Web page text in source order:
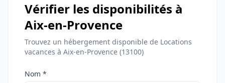
Vérifier les disponibilités à
Aix-en-Provence
Trouvez un hébergement disponible de Locations
vacances à Aix-en-Provence (13100)
Nom *